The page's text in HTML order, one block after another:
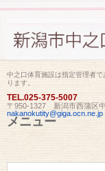
中之口体育施設は指定管理者
ります。
TEL.025-375-5007
〒950-1327 新潟市西蒲区
nakanokutity@giga.ocn.ne.jp
メニュー